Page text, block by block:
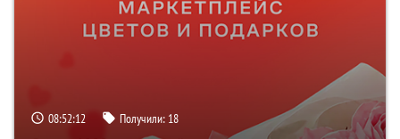
08:52:11 Получили: 18